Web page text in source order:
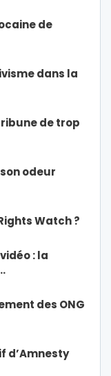
de
dans la
de trop
odeur
Watch ?
: la
des ONG
d’Amnesty